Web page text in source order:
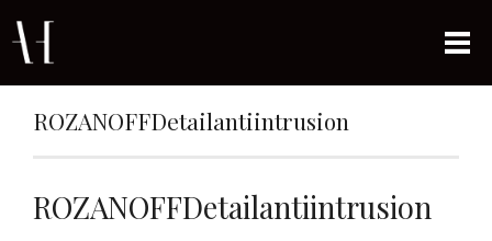
ROZANOFFDetailantiintrusion
ROZANOFFDetailantiintrusion